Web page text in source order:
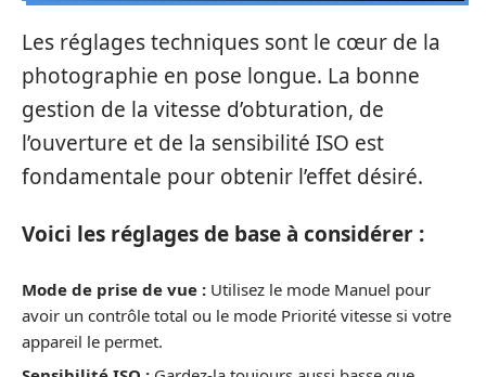
Les réglages techniques sont le cœur de la
photographie en pose longue. La bonne
gestion de la vitesse d’obturation, de
l’ouverture et de la sensibilité ISO est
fondamentale pour obtenir l’effet désiré.
Voici les réglages de base à considérer :
Mode de prise de vue : Utilisez le mode Manuel pour
avoir un contrôle total ou le mode Priorité vitesse si votre
appareil le permet.